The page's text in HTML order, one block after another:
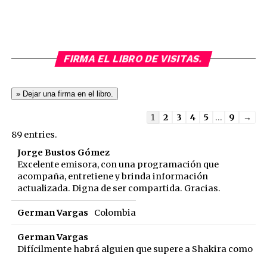
FIRMA EL LIBRO DE VISITAS.
Guestbook
1 2 3 4 5 ... 9
→
89 entries.
Jorge Bustos Gómez
Excelente emisora, con una programación que
acompaña, entretiene y brinda información
actualizada. Digna de ser compartida. Gracias.
German Vargas Colombia
German Vargas
Difícilmente habrá alguien que supere a Shakira como